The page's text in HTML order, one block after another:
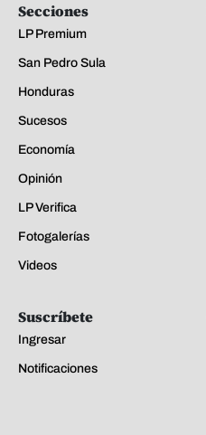
Secciones
LP Premium
San Pedro Sula
Honduras
Sucesos
Economía
Opinión
LP Verifica
Fotogalerías
Videos
Suscríbete
Ingresar
Notificaciones